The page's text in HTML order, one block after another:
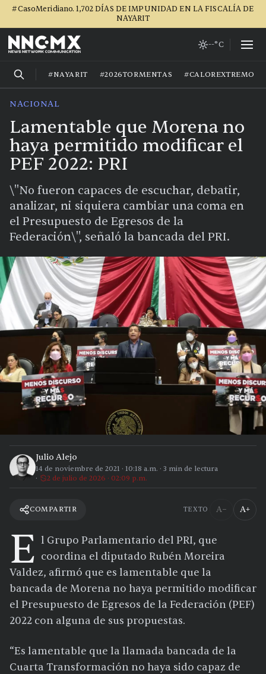
#CasoMeridiano. 1,702 DÍAS DE IMPUNIDAD EN LA FISCALÍA DE
NAYARIT
--°C
#NAYARIT #2026TORMENTAS #CALOREXTREMO
NACIONAL
Lamentable que Morena no
haya permitido modificar el
PEF 2022: PRI
\"No fueron capaces de escuchar, debatir,
analizar, ni siquiera cambiar una coma en
el Presupuesto de Egresos de la
Federación\", señaló la bancada del PRI.
Julio Alejo
14 de noviembre de 2021 · 10:18 a.m. · 3 min de lectura
2 de julio de 2026 · 02:09 p.m.
COMPARTIR TEXTO A− A+
E l Grupo Parlamentario del PRI, que
coordina el diputado Rubén Moreira
Valdez, afirmó que es lamentable que la
bancada de Morena no haya permitido modificar
el Presupuesto de Egresos de la Federación (PEF)
2022 con alguna de sus propuestas.
“Es lamentable que la llamada bancada de la
Cuarta Transformación no haya sido capaz de